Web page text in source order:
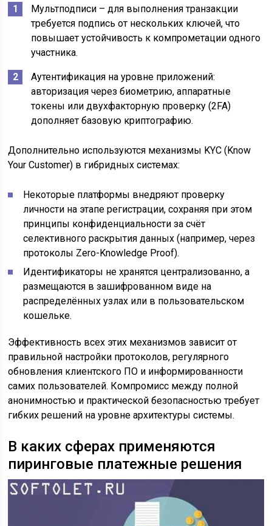
Мультподписи – для выполнения транзакции
требуется подпись от нескольких ключей, что
повышает устойчивость к компрометации одного
участника.
Аутентификация на уровне приложений:
авторизация через биометрию, аппаратные
токены или двухфакторную проверку (2FA)
дополняет базовую криптографию.
Дополнительно используются механизмы KYC (Know
Your Customer) в гибридных системах:
Некоторые платформы внедряют проверку
личности на этапе регистрации, сохраняя при этом
принципы конфиденциальности за счёт
селективного раскрытия данных (например, через
протоколы Zero-Knowledge Proof).
Идентификаторы не хранятся централизованно, а
размещаются в зашифрованном виде на
распределённых узлах или в пользовательском
кошельке.
Эффективность всех этих механизмов зависит от
правильной настройки протоколов, регулярного
обновления клиентского ПО и информированности
самих пользователей. Компромисс между полной
анонимностью и практической безопасностью требует
гибких решений на уровне архитектуры системы.
В каких сферах применяются
пиринговые платежные решения